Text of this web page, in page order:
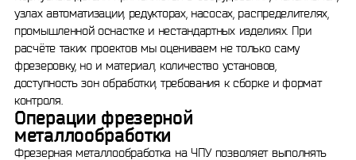
узлах автоматизации, редукторах, насосах, распределителях,
промышленной оснастке и нестандартных изделиях. При
расчёте таких проектов мы оцениваем не только саму
фрезеровку, но и материал, количество установов,
доступность зон обработки, требования к сборке и формат
контроля.
Операции фрезерной
металлообработки
Фрезерная металлообработка на ЧПУ позволяет выполнять